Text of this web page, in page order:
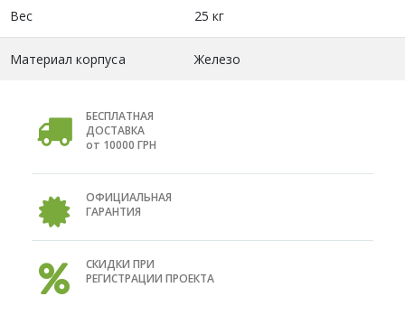
Вес 25 кг
Материал корпуса Железо
БЕСПЛАТНАЯ
ДОСТАВКА
от 10000 ГРН
ОФИЦИАЛЬНАЯ
ГАРАНТИЯ
СКИДКИ ПРИ
РЕГИСТРАЦИИ ПРОЕКТА